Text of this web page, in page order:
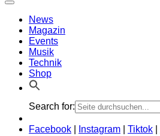
News
Magazin
Events
Musik
Technik
Shop
Search for:
Facebook Instagram Tiktok